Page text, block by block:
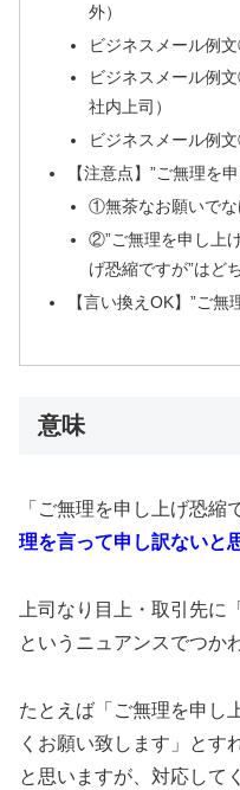
外）
ビジネスメール例
ビジネスメール例
社内上司）
ビジネスメール例
【注意点】”ご無理を
①無茶なお願いでな
②”ご無理を申し上
げ恐縮ですが”はど
【言い換えOK】”ご
意味
「ご無理を申し上げ恐縮
理を言って申し訳ないと
上司なり目上・取引先に「
というニュアンスでつか
たとえば「ご無理を申し
くお願い致します」とす
と思いますが、対応して